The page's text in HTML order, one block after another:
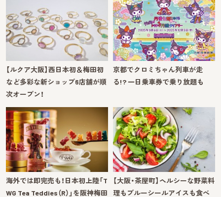
【ルクア大阪】西日本初＆梅田初
など多彩な新ショップ6店舗が順
次オープン！
京都でクロミちゃん列車が走
る!? 一日乗車券で乗り放題も
海外では即完売も！日本初上陸「T
WG Tea Teddies（R）」を阪神梅田
【大阪・茶屋町】ヘルシーな野菜料
理もブルーシールアイスも食べ